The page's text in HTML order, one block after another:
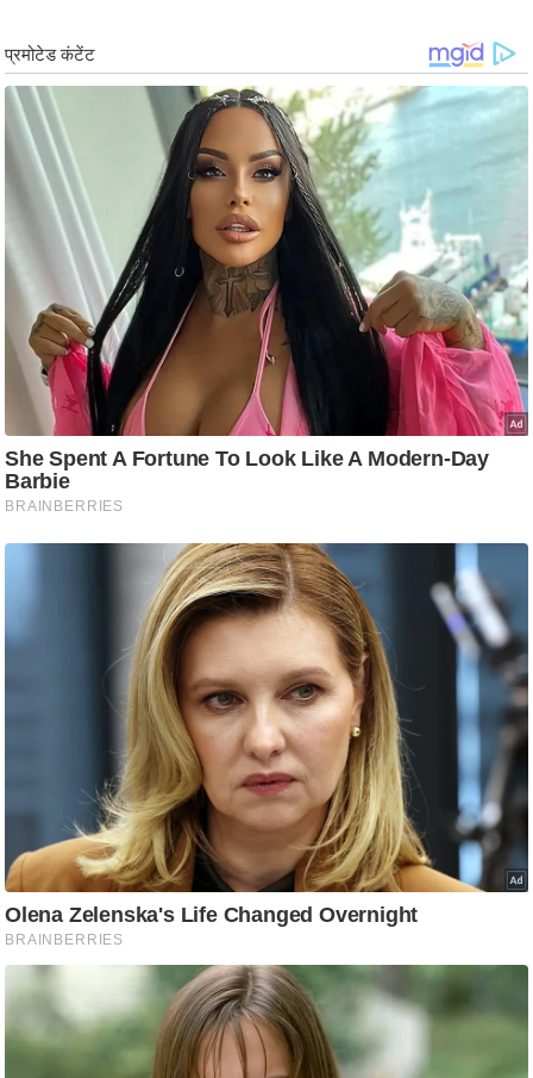
ट
ने
स
मं
त्रा
न
शि
प
रा
ज
नी
ति
क
मा
तृ
भू
मि
स्तं
ए